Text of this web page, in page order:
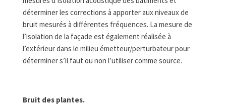
déterminer les corrections à apporter aux niveaux de
bruit mesurés à différentes fréquences. La mesure de
l’isolation de la façade est également réalisée à
l’extérieur dans le milieu émetteur/perturbateur pour
déterminer s’il faut ou non l’utiliser comme source.
Bruit des plantes.